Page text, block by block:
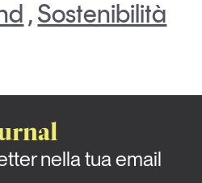
,Sostenibilità
nella tua email